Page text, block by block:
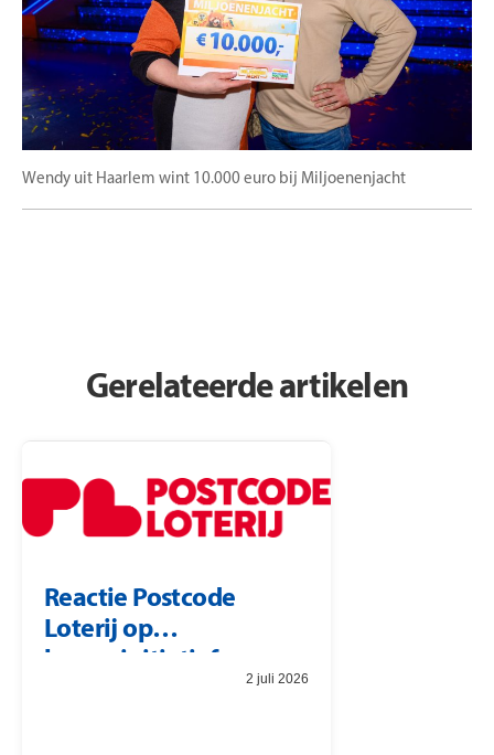
Wendy uit Haarlem wint 10.000 euro bij Miljoenenjacht
Gerelateerde artikelen
Reactie Postcode
Loterij op
2 juli 2026